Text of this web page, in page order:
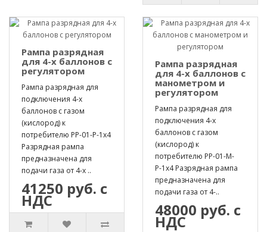
Рампа разрядная
для 4-х баллонов с
регулятором
Рампа разрядная для
подключения 4-х
баллонов с газом
(кислород) к
потребителю РР-01-Р-1х4
Разрядная рампа
предназначена для
подачи газа от 4-х ..
41250 руб. с
НДС
Рампа разрядная
для 4-х баллонов с
манометром и
регулятором
Рампа разрядная для
подключения 4-х
баллонов с газом
(кислород) к
потребителю РР-01-М-
Р-1х4 Разрядная рампа
предназначена для
подачи газа от 4-..
48000 руб. с
НДС